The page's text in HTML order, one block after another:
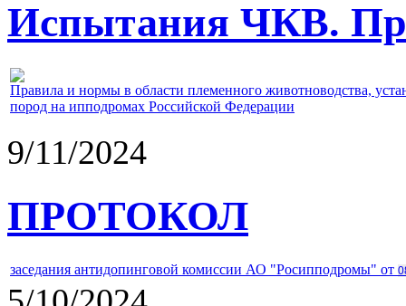
Испытания ЧКВ.
Правила и нормы в области племенного животноводства,
пород на ипподромах Российской Федерации
9/11/2024
ПРОТОКОЛ
заседания антидопинговой комиссии АО "Росипподромы" от